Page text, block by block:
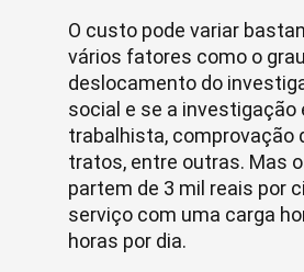
O custo pode variar
vários fatores como o
deslocamento do
social e se a investigação
trabalhista, comprovação
tratos, entre outras. Mas
partem de 3 mil reais por
serviço com uma carga
horas por dia.